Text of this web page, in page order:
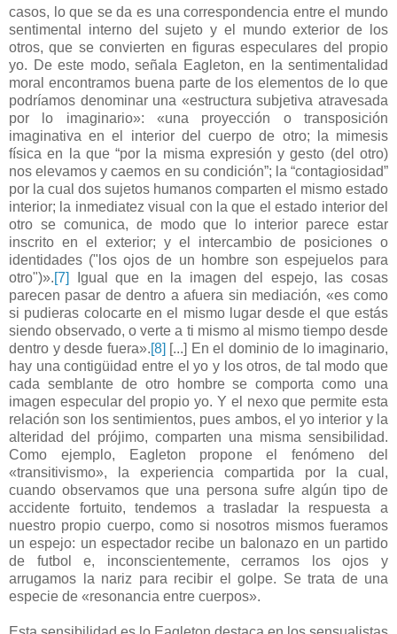
casos, lo que se da es una correspondencia entre el mundo
sentimental interno del sujeto y el mundo exterior de los
otros, que se convierten en figuras especulares del propio
yo. De este modo, señala Eagleton, en la sentimentalidad
moral encontramos buena parte de los elementos de lo que
podríamos denominar una «estructura subjetiva atravesada
por lo imaginario»: «una proyección o transposición
imaginativa en el interior del cuerpo de otro; la mimesis
física en la que “por la misma expresión y gesto (del otro)
nos elevamos y caemos en su condición”; la “contagiosidad”
por la cual dos sujetos humanos comparten el mismo estado
interior; la inmediatez visual con la que el estado interior del
otro se comunica, de modo que lo interior parece estar
inscrito en el exterior; y el intercambio de posiciones o
identidades ("los ojos de un hombre son espejuelos para
otro")».[7]
Igual que en la imagen del espejo, las cosas
parecen pasar de dentro a afuera sin mediación, «es como
si pudieras colocarte en el mismo lugar desde el que estás
siendo observado, o verte a ti mismo al mismo tiempo desde
dentro y desde fuera».[8] [...] En el dominio de lo imaginario,
hay una contigüidad entre el yo y los otros, de tal modo que
cada semblante de otro hombre se comporta como una
imagen especular del propio yo. Y el nexo que permite esta
relación son los sentimientos, pues ambos, el yo interior y la
alteridad del prójimo, comparten una misma sensibilidad.
Como ejemplo, Eagleton propone el fenómeno del
«transitivismo», la experiencia compartida por la cual,
cuando observamos que una persona sufre algún tipo de
accidente fortuito, tendemos a trasladar la respuesta a
nuestro propio cuerpo, como si nosotros mismos fueramos
un espejo: un espectador recibe un balonazo en un partido
de futbol e, inconscientemente, cerramos los ojos y
arrugamos la nariz para recibir el golpe. Se trata de una
especie de «resonancia entre cuerpos».